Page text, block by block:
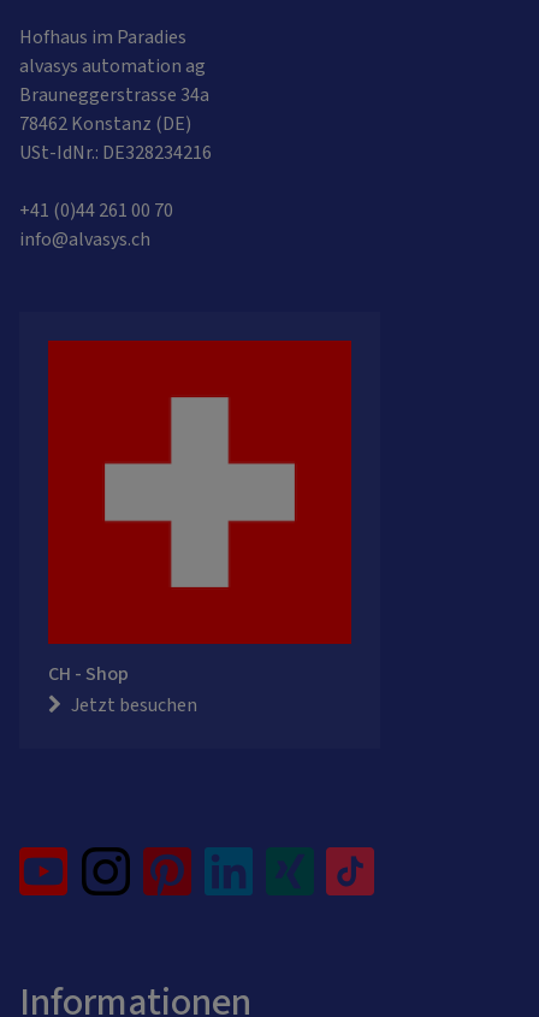
Hofhaus im Paradies
alvasys automation ag
Brauneggerstrasse 34a
78462 Konstanz (DE)
USt-IdNr.: DE328234216
+41 (0)44 261 00 70
info@alvasys.ch
CH - Shop
Jetzt besuchen
Informationen